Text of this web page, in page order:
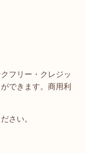
フリー・クレジッ
できます。商用利
さい。